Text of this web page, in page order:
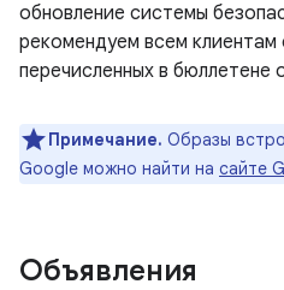
обновление системы
рекомендуем всем
перечисленных в бюллетене
Примечание. Образы
Google можно найти на сайте
Объявления